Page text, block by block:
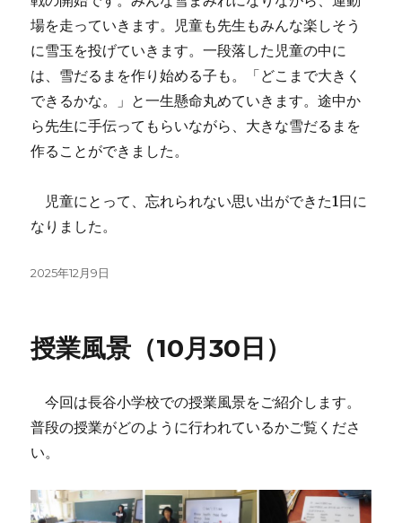
場を走っていきます。児童も先生もみんな楽しそう
に雪玉を投げていきます。一段落した児童の中に
は、雪だるまを作り始める子も。「どこまで大きく
できるかな。」と一生懸命丸めていきます。途中か
ら先生に手伝ってもらいながら、大きな雪だるまを
作ることができました。
児童にとって、忘れられない思い出ができた1日に
なりました。
投
2025年12月9日
授業風景（10月30日）
今回は長谷小学校での授業風景をご紹介します。
普段の授業がどのように行われているかご覧くださ
い。